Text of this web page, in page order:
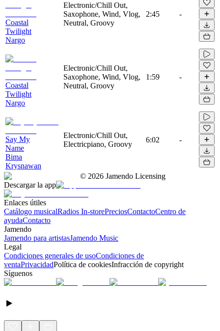
Coastal
Twilight
Nargo
Electronic/Chill Out,
Saxophone, Wind, Vlog,
Neutral, Groovy
2:45 -
Coastal
Twilight
Nargo
Electronic/Chill Out,
Saxophone, Wind, Vlog,
Neutral, Groovy
1:59 -
Say My
Name
Bima
Krysnawan
Electronic/Chill Out,
Electricpiano, Groovy
6:02 -
© 2026 Jamendo Licensing
Descargar la app
Enlaces útiles
Catálogo musicalRadios In-storePreciosContactoCentro de
ayudaContacto
Jamendo
Jamendo para artistasJamendo Music
Legal
Condiciones generales de usoCondiciones de
ventaPrivacidadPolítica de cookiesInfracción de copyright
Síguenos